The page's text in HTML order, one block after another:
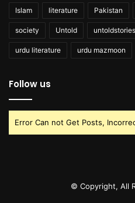
Islam literature Pakistan
society Untold
urdu literature urdu mazmoon
Follow us
Error Can not Get Posts,
© Copyright, All